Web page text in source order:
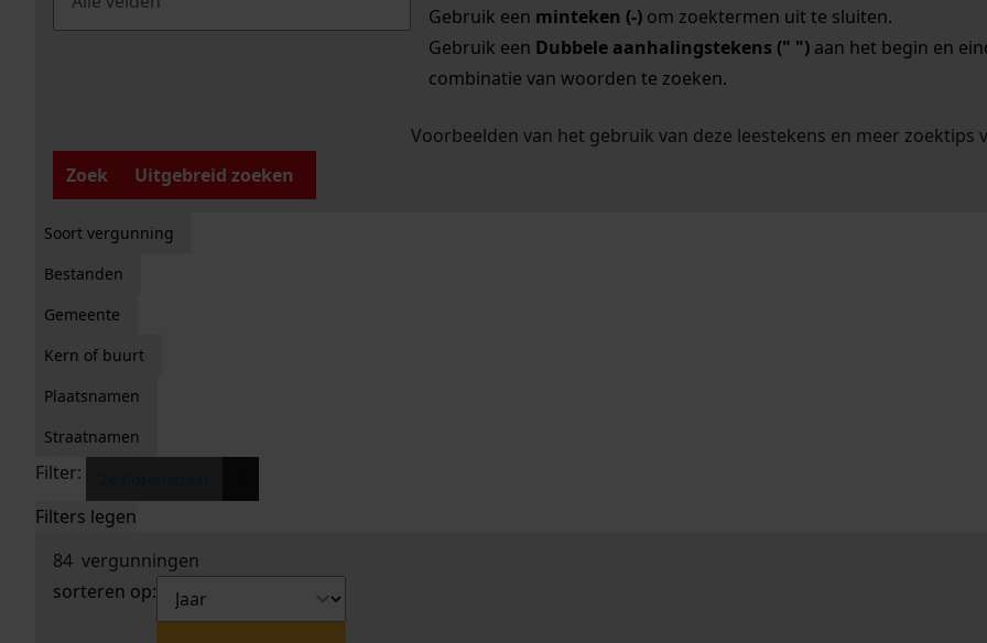
Gebruik een minteken (-)om zoektermen uit te sluiten.
Gebruik een Dubbele aanhalingstekens (" ")aan het begin en
combinatie van woorden te zoeken.
Voorbeelden van het gebruik van deze leestekens en meer zoektips
Zoek
Uitgebreid zoeken
Soort vergunning
Bestanden
Gemeente
Kern of buurt
Plaatsnamen
Straatnamen
Filter:
Filters legen
84 vergunningen
sorteren op: